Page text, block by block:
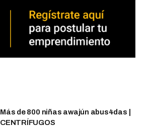
Más de 800 niñas awajún abus4das |
CENTRÍFUGOS